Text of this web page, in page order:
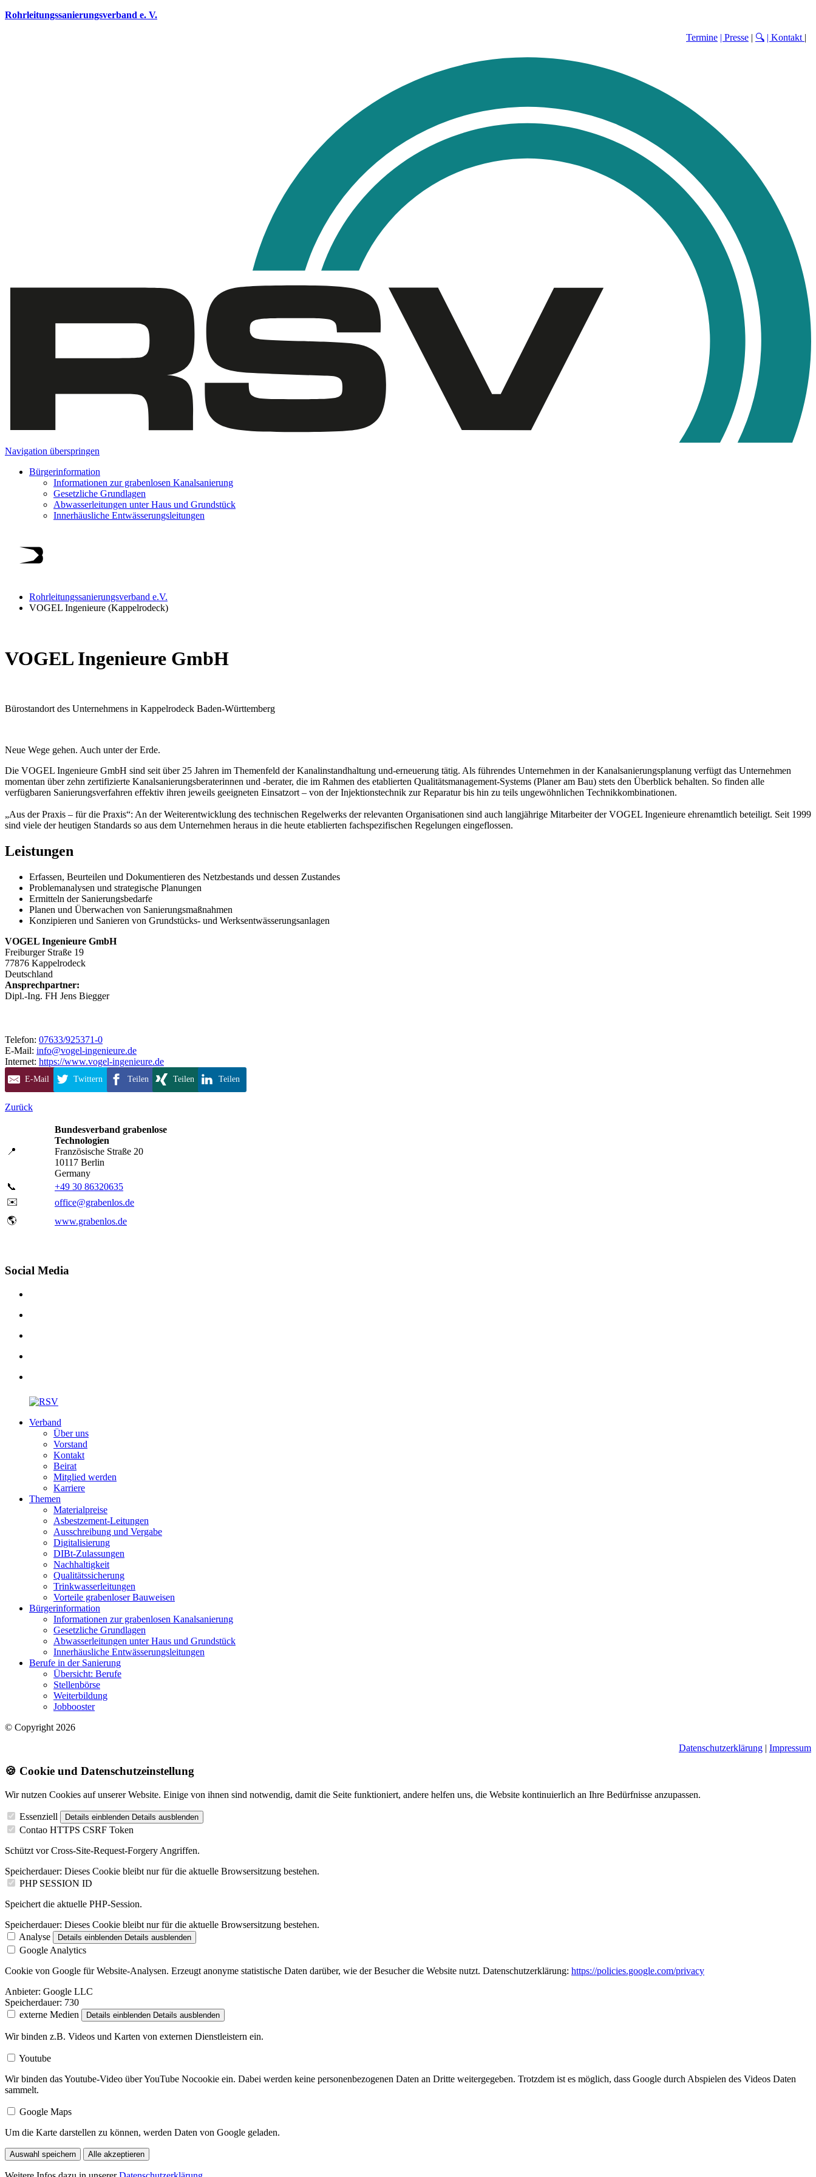
Rohrleitungssanierungsverband e. V.
Termine | Presse | 🔍 | Kontakt |
Navigation überspringen
Bürgerinformation
Informationen zur grabenlosen Kanalsanierung
Gesetzliche Grundlagen
Abwasserleitungen unter Haus und Grundstück
Innerhäusliche Entwässerungsleitungen
Rohrleitungssanierungsverband e.V.
VOGEL Ingenieure (Kappelrodeck)
VOGEL Ingenieure GmbH
Bürostandort des Unternehmens in Kappelrodeck Baden-Württemberg
Neue Wege gehen. Auch unter der Erde.
Die VOGEL Ingenieure GmbH sind seit über 25 Jahren im Themenfeld der Kanalinstandhaltung und-erneuerung tätig. Als führendes Unternehmen in der Kanalsanierungsplanung verfügt das Unternehmen
momentan über zehn zertifizierte Kanalsanierungsberaterinnen und -berater, die im Rahmen des etablierten Qualitätsmanagement-Systems (Planer am Bau) stets den Überblick behalten. So finden alle
verfügbaren Sanierungsverfahren effektiv ihren jeweils geeigneten Einsatzort – von der Injektionstechnik zur Reparatur bis hin zu teils ungewöhnlichen Technikkombinationen.
„Aus der Praxis – für die Praxis“: An der Weiterentwicklung des technischen Regelwerks der relevanten Organisationen sind auch langjährige Mitarbeiter der VOGEL Ingenieure ehrenamtlich beteiligt. Seit 1999
sind viele der heutigen Standards so aus dem Unternehmen heraus in die heute etablierten fachspezifischen Regelungen eingeflossen.
Leistungen
Erfassen, Beurteilen und Dokumentieren des Netzbestands und dessen Zustandes
Problemanalysen und strategische Planungen
Ermitteln der Sanierungsbedarfe
Planen und Überwachen von Sanierungsmaßnahmen
Konzipieren und Sanieren von Grundstücks- und Werksentwässerungsanlagen
VOGEL Ingenieure GmbH
Freiburger Straße 19
77876 Kappelrodeck
Deutschland
Ansprechpartner:
Dipl.-Ing. FH Jens Biegger
Telefon: 07633/925371-0
E-Mail: info@vogel-ingenieure.de
Internet: https://www.vogel-ingenieure.de
E-Mail Twittern Teilen Teilen Teilen
Zurück
📍
Bundesverband grabenlose
Technologien
Französische Straße 20
10117 Berlin
Germany
📞
+49 30 86320635
✉️
office@grabenlos.de
🌎
www.grabenlos.de
Social Media
Verband
Über uns
Vorstand
Kontakt
Beirat
Mitglied werden
Karriere
Themen
Materialpreise
Asbestzement-Leitungen
Ausschreibung und Vergabe
Digitalisierung
DIBt-Zulassungen
Nachhaltigkeit
Qualitätssicherung
Trinkwasserleitungen
Vorteile grabenloser Bauweisen
Bürgerinformation
Informationen zur grabenlosen Kanalsanierung
Gesetzliche Grundlagen
Abwasserleitungen unter Haus und Grundstück
Innerhäusliche Entwässerungsleitungen
Berufe in der Sanierung
Übersicht: Berufe
Stellenbörse
Weiterbildung
Jobbooster
© Copyright 2026
Datenschutzerklärung | Impressum
🍪 Cookie und Datenschutzeinstellung
Wir nutzen Cookies auf unserer Website. Einige von ihnen sind notwendig, damit die Seite funktioniert, andere helfen uns, die Website kontinuierlich an Ihre Bedürfnisse anzupassen.
Essenziell Details einblenden Details ausblenden
Contao HTTPS CSRF Token
Schützt vor Cross-Site-Request-Forgery Angriffen.
Speicherdauer: Dieses Cookie bleibt nur für die aktuelle Browsersitzung bestehen.
PHP SESSION ID
Speichert die aktuelle PHP-Session.
Speicherdauer: Dieses Cookie bleibt nur für die aktuelle Browsersitzung bestehen.
Analyse
Details einblenden Details ausblenden
Google Analytics
Cookie von Google für Website-Analysen. Erzeugt anonyme statistische Daten darüber, wie der Besucher die Website nutzt. Datenschutzerklärung: https://policies.google.com/privacy
Anbieter: Google LLC
Speicherdauer: 730
externe Medien
Details einblenden Details ausblenden
Wir binden z.B. Videos und Karten von externen Dienstleistern ein.
Youtube
Wir binden das Youtube-Video über YouTube Nocookie ein. Dabei werden keine personenbezogenen Daten an Dritte weitergegeben. Trotzdem ist es möglich, dass Google durch Abspielen des Videos Daten
sammelt.
Google Maps
Um die Karte darstellen zu können, werden Daten von Google geladen.
Auswahl speichern Alle akzeptieren